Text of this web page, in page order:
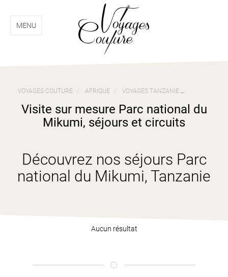
menu
contenuMENU
VOYAGES COUTURE AFRIQUE VOYAGES TANZANIE
Visite sur mesure Parc national du
Mikumi, séjours et circuits
Découvrez nos séjours Parc
national du Mikumi, Tanzanie
Aucun résultat